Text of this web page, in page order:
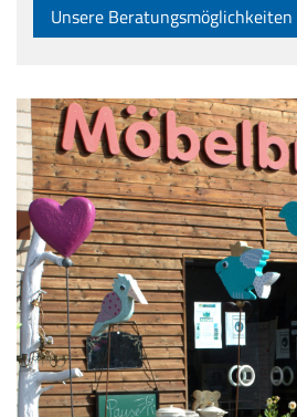
Unsere Beratungsmöglichkeiten